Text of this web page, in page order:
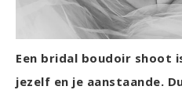
Een bridal boudoir shoot
jezelf en je aanstaande.